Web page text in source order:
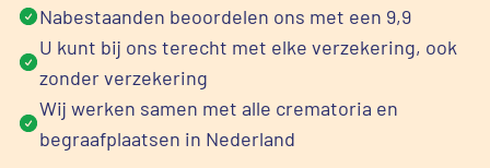
Nabestaanden beoordelen ons met een 9,9
U kunt bij ons terecht met elke verzekering, ook
zonder verzekering
Wij werken samen met alle crematoria en
begraafplaatsen in Nederland